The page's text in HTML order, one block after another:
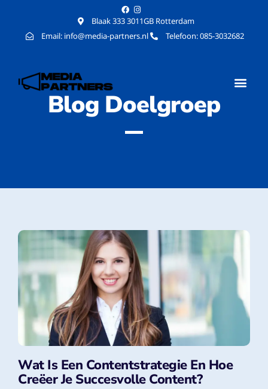
Blaak 333 3011GB Rotterdam
Email: info@media-partners.nl
Telefoon: 085-3032682
Blog Doelgroep
Wat Is Een Contentstrategie En Hoe
Creëer Je Succesvolle Content?